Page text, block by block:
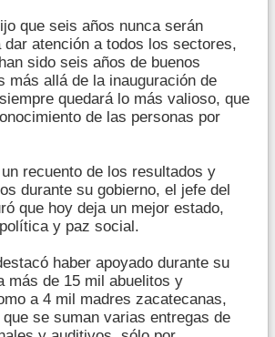
que seis años nunca serán
atención a todos los sectores,
sido seis años de buenos
más allá de la inauguración de
quedará lo más valioso, que
de las personas por
recuento de los resultados y
durante su gobierno, el jefe del
que hoy deja un mejor estado,
y paz social.
haber apoyado durante su
más de 15 mil abuelitos y
a 4 mil madres zacatecanas,
se suman varias entregas de